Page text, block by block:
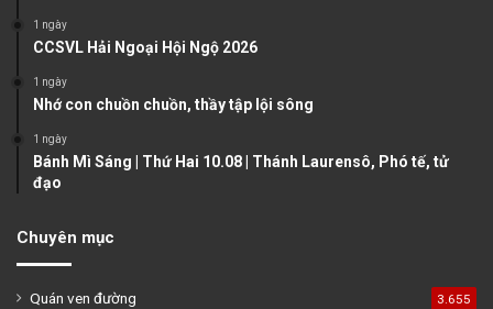
g
1 ngày
CCSVL Hải Ngoại Hội Ngộ 2026
1 ngày
Nhớ con chuồn chuồn, thầy tập lội sông
1 ngày
Bánh Mì Sáng | Thứ Hai 10.08 | Thánh Laurensô, Phó tế, tử
đạo
Chuyên mục
Quán ven đường 3.655